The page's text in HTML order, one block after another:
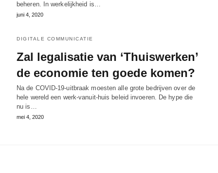
beheren. In werkelijkheid is…
juni 4, 2020
DIGITALE COMMUNICATIE
Zal legalisatie van ‘Thuiswerken’
de economie ten goede komen?
Na de COVID-19-uitbraak moesten alle grote bedrijven over de
hele wereld een werk-vanuit-huis beleid invoeren. De hype die
nu is…
mei 4, 2020